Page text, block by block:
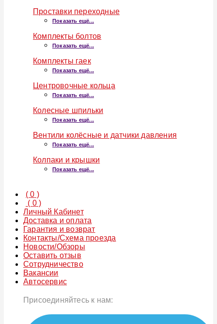
Проставки переходные
Показать ещё...
Комплекты болтов
Показать ещё...
Комплекты гаек
Показать ещё...
Центровочные кольца
Показать ещё...
Колесные шпильки
Показать ещё...
Вентили колёсные и датчики давления
Показать ещё...
Колпаки и крышки
Показать ещё...
(0 )
( 0)
Личный Кабинет
Доставка и оплата
Гарантия и возврат
Контакты/Схема проезда
Новости/Обзоры
Оставить отзыв
Сотрудничество
Вакансии
Автосервис
Присоединяйтесь к нам: